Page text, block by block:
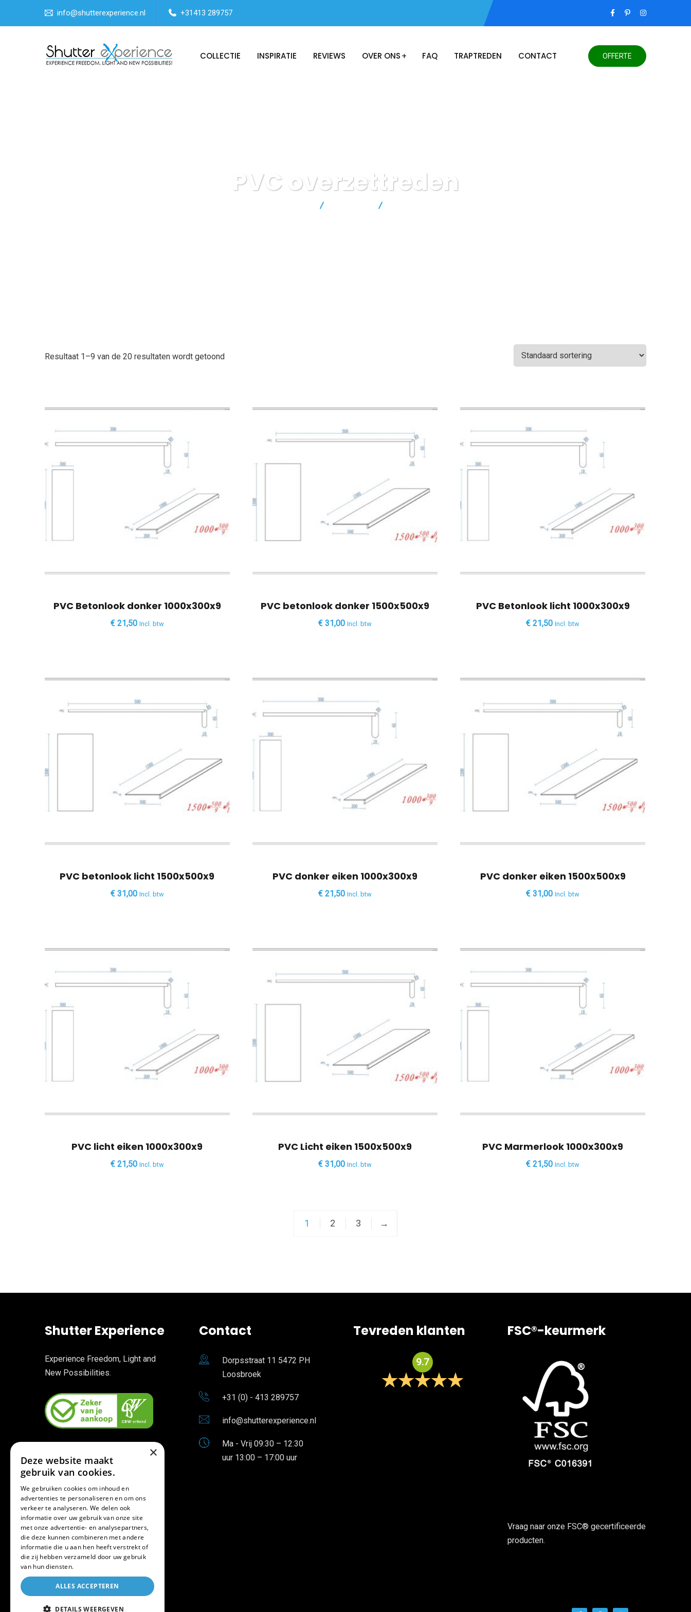
info@shutterexperience.nl +31413 289757
COLLECTIE INSPIRATIE REVIEWS OVER ONS FAQ TRAPTREDEN CONTACT OFFERTE
PVC overzettreden
Resultaat 1–9 van de 20 resultaten wordt getoond
PVC Betonlook donker 1000x300x9
€21,50 Incl. btw
PVC betonlook donker 1500x500x9
€ 31,00 Incl. btw
PVC Betonlook licht 1000x300x9
€ 21,50 Incl. btw
PVC betonlook licht 1500x500x9
€31,00 Incl. btw
PVC donker eiken 1000x300x9
€ 21,50 Incl. btw
PVC donker eiken 1500x500x9
€ 31,00 Incl. btw
PVC licht eiken 1000x300x9
€21,50 Incl. btw
PVC Licht eiken 1500x500x9
€ 31,00 Incl. btw
PVC Marmerlook 1000x300x9
€ 21,50 Incl. btw
1 2 3 →
Shutter Experience
Experience Freedom, Light and
New Possibilities.
Contact
Dorpsstraat 11 5472 PH
Loosbroek
+31 (0) - 413 289757
info@shutterexperience.nl
Ma - Vrij 09:30 – 12:30
uur 13:00 – 17:00 uur
Tevreden klanten
9.7
FSC®-keurmerk
Vraag naar onze FSC® gecertificeerde
producten.
×
Deze website maakt
gebruik van cookies.
We gebruiken cookies om inhoud en
advertenties te personaliseren en om ons
verkeer te analyseren. We delen ook
informatie over uw gebruik van onze site
met onze advertentie- en analysepartners,
die deze kunnen combineren met andere
informatie die u aan hen heeft verstrekt of
die zij hebben verzameld door uw gebruik
van hun diensten.
ALLES ACCEPTEREN
DETAILS WEERGEVEN